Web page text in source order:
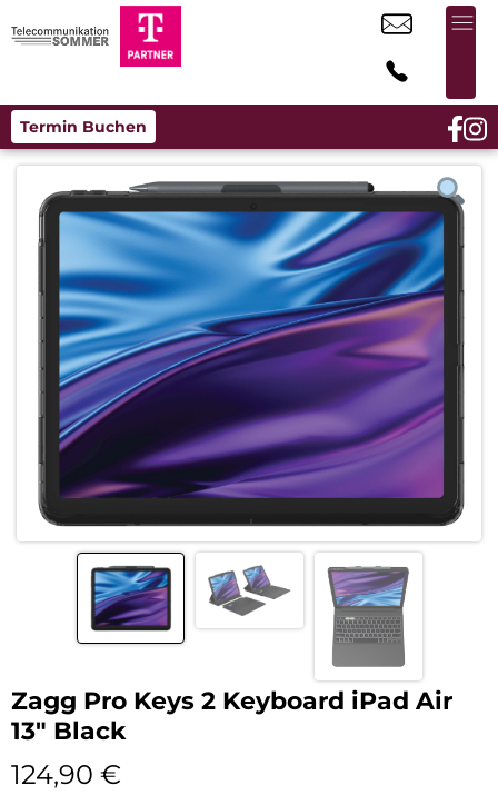
Termin Buchen
Zagg Pro Keys 2 Keyboard iPad Air
13″ Black
124,90 €